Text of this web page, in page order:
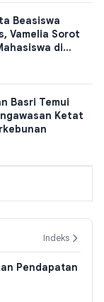
Beasiswa
Vamelia Sorot
di
Basri Temui
Ketat
Indeks
Pendapatan